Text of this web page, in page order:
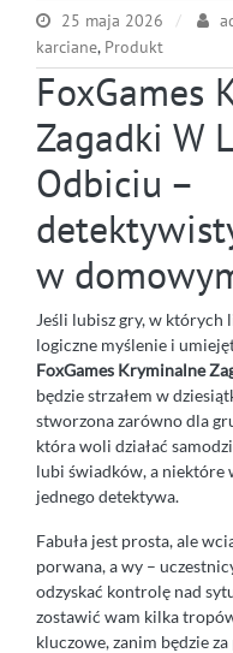
25 maja 2026
karciane, Produkt
FoxGames
Zagadki W
Odbiciu –
w
Jeśli lubisz gry, w których
logiczne myślenie i
FoxGames Kryminalne
będzie strzałem w
stworzona zarówno dla
która woli działać
lubi świadków, a niektóre
jednego detektywa.
Fabuła jest prosta, ale
porwana, a wy –
odzyskać kontrolę nad
zostawić wam kilka
kluczowe, zanim będzie za